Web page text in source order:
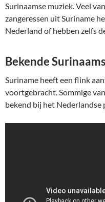
Surinaamse muziek. Veel
zangeressen uit Suriname
Nederland of hebben zelfs
Bekende
Suriname heeft een flink
voortgebracht. Sommige
bekend bij het Nederlandse